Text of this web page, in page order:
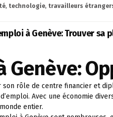
, technologie, travailleurs
à Genève: Trouver sa
Genève:
son rôle de centre financier et
Avec une économie
entier.